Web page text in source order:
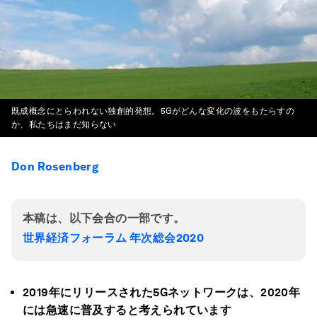
既成概念にとらわれない独創的発想。5Gがどんな変化の波をもたらすの
か、私たちはまだ知らない
Don Rosenberg
本稿は、以下会合の一部です。
世界経済フォーラム 年次総会2020
2019年にリリースされた5Gネットワークは、2020年
には急速に普及すると考えられています